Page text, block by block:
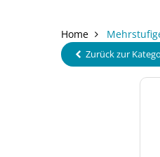
Home
Zurück zur